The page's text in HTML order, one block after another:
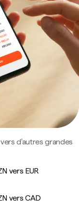
d'autres grandes
vers EUR
vers CAD